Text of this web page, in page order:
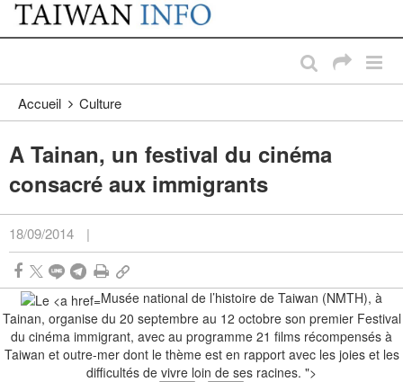
Passer au contenu principal
:::
Accueil Culture
A Tainan, un festival du cinéma
consacré aux immigrants
18/09/2014 |
Musée national de l’histoire de Taiwan (NMTH), à
Tainan, organise du 20 septembre au 12 octobre son premier Festival
du cinéma immigrant, avec au programme 21 films récompensés à
Taiwan et outre-mer dont le thème est en rapport avec les joies et les
difficultés de vivre loin de ses racines. ">